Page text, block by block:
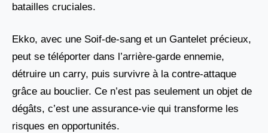
batailles cruciales.
Ekko, avec une Soif-de-sang et un Gantelet précieux,
peut se téléporter dans l’arrière-garde ennemie,
détruire un carry, puis survivre à la contre-attaque
grâce au bouclier. Ce n’est pas seulement un objet de
dégâts, c’est une assurance-vie qui transforme les
risques en opportunités.